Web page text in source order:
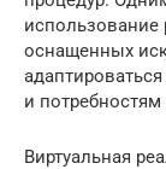
оснащенных
и потребностям
Виртуальная